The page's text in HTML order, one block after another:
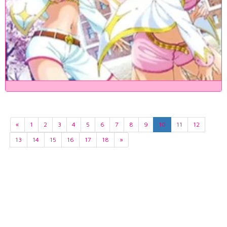
« 1 2 3 4 5 6 7 8 9 10 11
12
13
14 15 16 17 18 »